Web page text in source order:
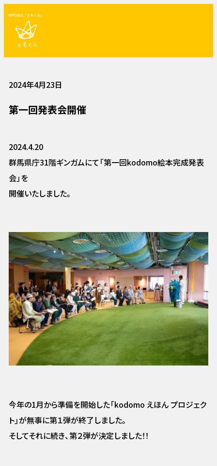
2024年4月23日
第一回発表会開催
2024.4.20
群馬県庁31階ギンガムにて「第一回kodomo絵本完成発表
会」を
開催いたしました。
今年の1月から準備を開始した「kodomo えほん プロジェク
ト」が無事に第１弾が終了しました。
そしてそれに続き、第２弾が決定しました！！